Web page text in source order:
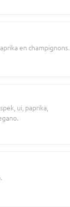
en champignons.
ui, paprika,